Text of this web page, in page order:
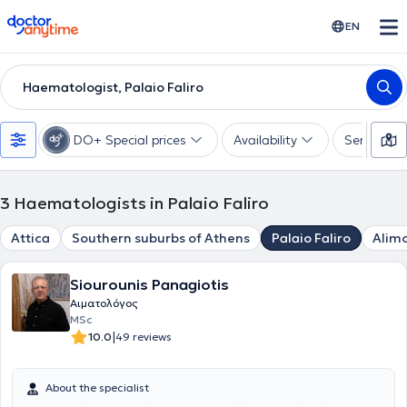
doctoranytime EN
Haematologist, Palaio Faliro
DO+ Special prices Availability Services
3 Haematologists in Palaio Faliro
Attica Southern suburbs of Athens Palaio Faliro
Siourounis Panagiotis
Αιματολόγος
MSc
10.0|49 reviews
About the specialist